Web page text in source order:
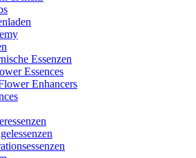
Essenzen
Essences
Enhancers